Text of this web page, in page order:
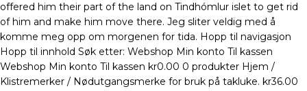
offered him their part of the land on Tindhómlur islet to get rid
of him and make him move there. Jeg sliter veldig med å
komme meg opp om morgenen for tida. Hopp til navigasjon
Hopp til innhold Søk etter: Webshop Min konto Til kassen
Webshop Min konto Til kassen kr0.00 0 produkter Hjem /
Klistremerker / Nødutgangsmerke for bruk på takluke. kr36.00